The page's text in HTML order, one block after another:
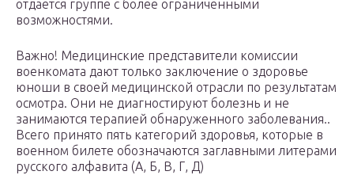
отдается группе с более ограниченными
возможностями.
Важно! Медицинские представители комиссии
военкомата дают только заключение о здоровье
юноши в своей медицинской отрасли по результатам
осмотра. Они не диагностируют болезнь и не
занимаются терапией обнаруженного заболевания..
Всего принято пять категорий здоровья, которые в
военном билете обозначаются заглавными литерами
русского алфавита (А, Б, В, Г, Д)